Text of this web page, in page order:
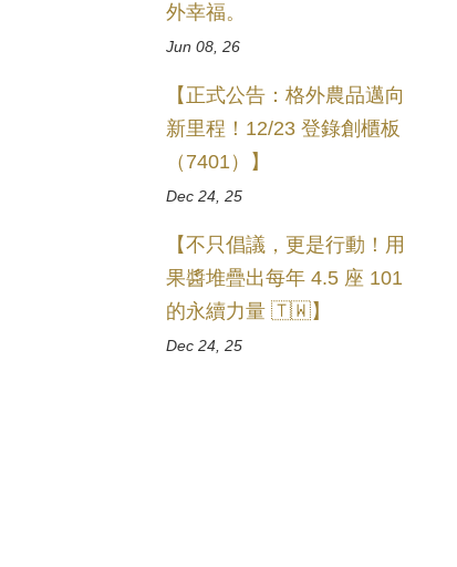
外幸福。
Jun 08, 26
【正式公告：格外農品邁向
新里程！12/23 登錄創櫃板
（7401）】
Dec 24, 25
【不只倡議，更是行動！用
果醬堆疊出每年 4.5 座 101
的永續力量 🇹🇼】
Dec 24, 25